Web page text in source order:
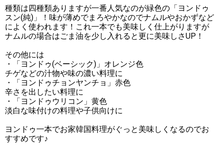
種類は四種類ありますが一番人気なのが緑色の「ヨンドゥ
スン(純)」！味が薄めでまろやかなのでナムルやおかずなど
によく使われます！これ一本でも美味しく仕上がりますが
ナムルの場合はごま油を少し入れると更に美味しさUP！
その他には
・「ヨンドゥ(ベーシック)」オレンジ色
チゲなどの汁物や味の濃い料理に
・「ヨンドゥチョンヤンチョ」赤色
辛さを出したい料理に
・「ヨンドゥウリコン」黄色
淡白な味付けの料理や子供向けに
ヨンドゥ一本でお家韓国料理がぐっと美味しくなるのでお
すすめです♪